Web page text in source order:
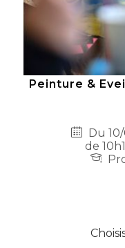
Peinture &
Du
de